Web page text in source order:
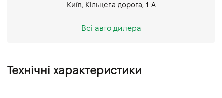
Київ, Кільцева дорога, 1-А
Всі авто дилера
Технічні характеристики